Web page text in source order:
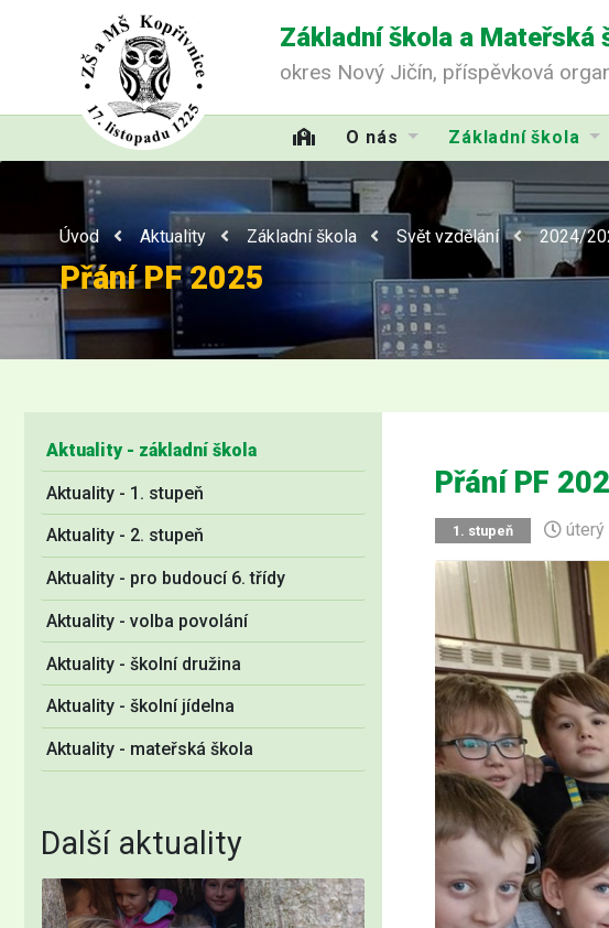
Základní škola a Mateřská
okres Nový Jičín, příspěvková
O nás Základní škola
Úvod Aktuality Základní škola Svět vzdělání 2024/
Přání PF 2025
Aktuality - základní škola
Aktuality - 1. stupeň
Aktuality - 2. stupeň
Aktuality - pro budoucí 6. třídy
Aktuality - volba povolání
Aktuality - školní družina
Aktuality - školní jídelna
Aktuality - mateřská škola
Další aktuality
Přání PF
1. stupeň úterý